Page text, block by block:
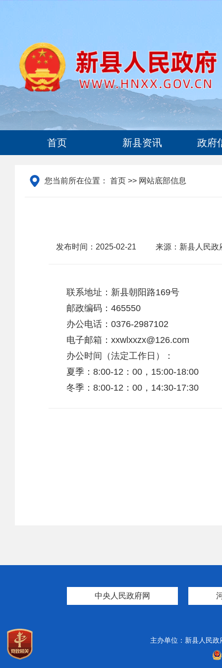
首页 新县资讯 政府
您当前所在位置： 首页 >> 网站底部信息
发布时间：2025-02-21 来源：新县人民政
联系地址：新县朝阳路169号
邮政编码：465550
办公电话：0376-2987102
电子邮箱：xxwlxxzx@126.com
办公时间（法定工作日）：
夏季：8:00-12：00，15:00-18:00
冬季：8:00-12：00，14:30-17:30
中央人民政府网
主办单位：新县人民政